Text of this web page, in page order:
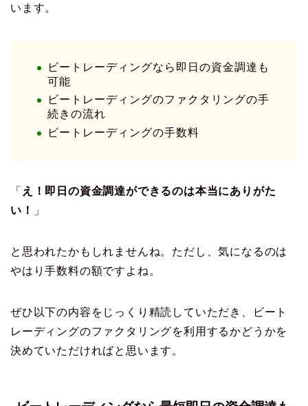
います。
ビートレーディングなら即日の資金調達も
可能
ビートレーディングのファクタリングの手
続きの流れ
ビートレーディングの手数料
「 え！即日の資金調達ができるのは本当にありがた
い！
」
と思われたかもしれませんね。ただし、気になるのは
やはり手数料の額ですよね。
ぜひ以下の内容をじっくり精読していただき、ビート
レーディングのファクタリングを利用するかどうかを
決めていただければと思います。